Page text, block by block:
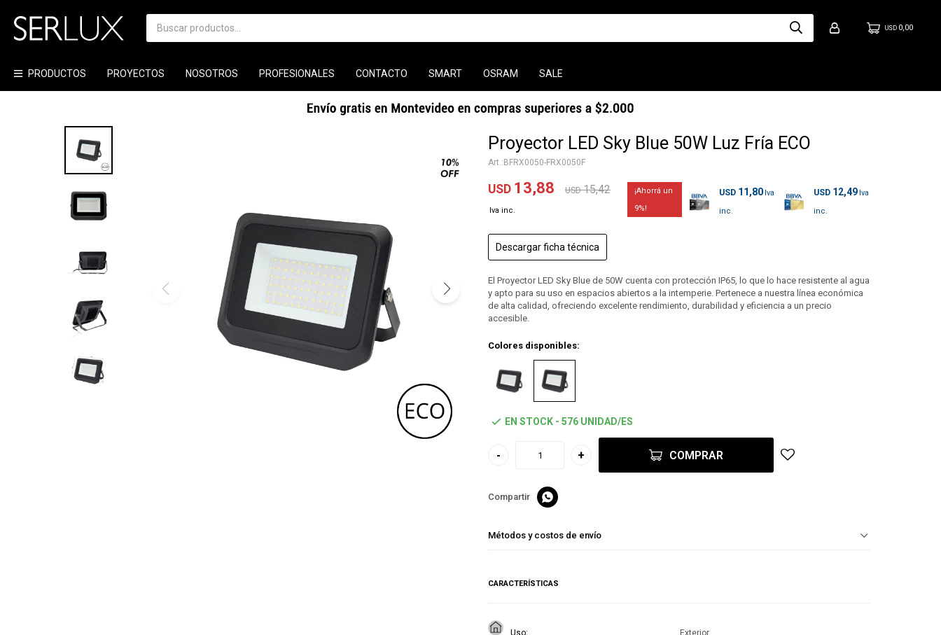
PRODUCTOS PROYECTOS NOSOTROS PROFESIONALES CONTACTO SMART OSRAM SALE
USD 0,00
Proyector LED Sky Blue 50W Luz Fría ECO
BFRX0050-FRX0050F
USD 13,88 USD 15,42
9
USD 11,80 USD 12,49
Descargar ficha técnica
El Proyector LED Sky Blue de 50W cuenta con protección IP65, lo que lo hace resistente al agua
y apto para su uso en espacios abiertos a la intemperie. Pertenece a nuestra línea económica
de alta calidad, ofreciendo excelente rendimiento, durabilidad y eficiencia a un precio
accesible.
Colores disponibles:
EN STOCK - 576 UNIDAD/ES
- + COMPRAR

Métodos y costos de envío
CARACTERÍSTICAS
Uso Exterior